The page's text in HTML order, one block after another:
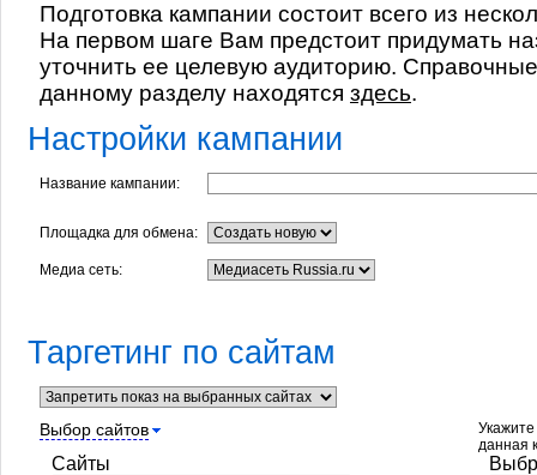
Подготовка кампании состоит всего из
На первом шаге Вам предстоит придумать
уточнить ее целевую аудиторию.
данному разделу находятся здесь.
Настройки кампании
Название кампании:
Площадка для обмена:
Медиа сеть:
Таргетинг по сайтам
Укажите
данная
Выбор сайтов
Сайты